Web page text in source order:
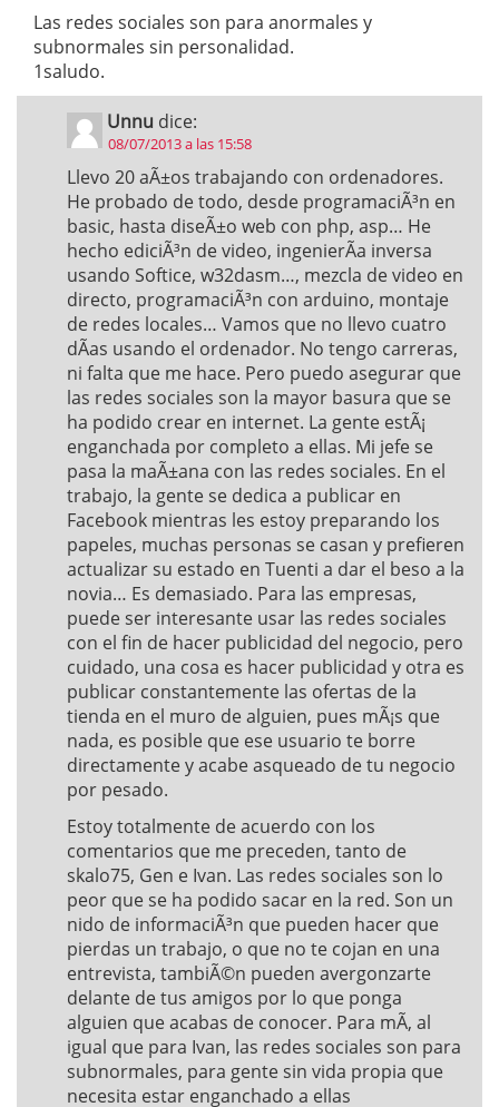
Las redes sociales son para anormales y
subnormales sin personalidad.
1saludo.
Unnu dice:
08/07/2013 a las 15:58
Llevo 20 aÃ±os trabajando con ordenadores.
He probado de todo, desde programaciÃ³n en
basic, hasta diseÃ±o web con php, asp… He
hecho ediciÃ³n de video, ingenierÃ­a inversa
usando Softice, w32dasm…, mezcla de video en
directo, programaciÃ³n con arduino, montaje
de redes locales… Vamos que no llevo cuatro
dÃ­as usando el ordenador. No tengo carreras,
ni falta que me hace. Pero puedo asegurar que
las redes sociales son la mayor basura que se
ha podido crear en internet. La gente estÃ¡
enganchada por completo a ellas. Mi jefe se
pasa la maÃ±ana con las redes sociales. En el
trabajo, la gente se dedica a publicar en
Facebook mientras les estoy preparando los
papeles, muchas personas se casan y prefieren
actualizar su estado en Tuenti a dar el beso a la
novia… Es demasiado. Para las empresas,
puede ser interesante usar las redes sociales
con el fin de hacer publicidad del negocio, pero
cuidado, una cosa es hacer publicidad y otra es
publicar constantemente las ofertas de la
tienda en el muro de alguien, pues mÃ¡s que
nada, es posible que ese usuario te borre
directamente y acabe asqueado de tu negocio
por pesado.
Estoy totalmente de acuerdo con los
comentarios que me preceden, tanto de
skalo75, Gen e Ivan. Las redes sociales son lo
peor que se ha podido sacar en la red. Son un
nido de informaciÃ³n que pueden hacer que
pierdas un trabajo, o que no te cojan en una
entrevista, tambiÃ©n pueden avergonzarte
delante de tus amigos por lo que ponga
alguien que acabas de conocer. Para mÃ­, al
igual que para Ivan, las redes sociales son para
subnormales, para gente sin vida propia que
necesita estar enganchado a ellas